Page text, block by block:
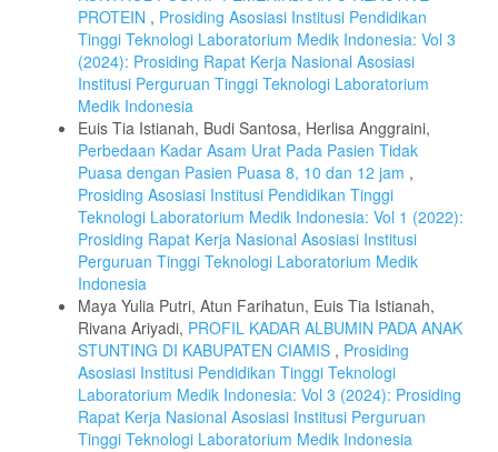
PROTEIN , Prosiding Asosiasi Institusi Pendidikan
Tinggi Teknologi Laboratorium Medik Indonesia: Vol 3
(2024): Prosiding Rapat Kerja Nasional Asosiasi
Institusi Perguruan Tinggi Teknologi Laboratorium
Medik Indonesia
Euis Tia Istianah, Budi Santosa, Herlisa Anggraini,
Perbedaan Kadar Asam Urat Pada Pasien Tidak
Puasa dengan Pasien Puasa 8, 10 dan 12 jam ,
Prosiding Asosiasi Institusi Pendidikan Tinggi
Teknologi Laboratorium Medik Indonesia: Vol 1 (2022):
Prosiding Rapat Kerja Nasional Asosiasi Institusi
Perguruan Tinggi Teknologi Laboratorium Medik
Indonesia
Maya Yulia Putri, Atun Farihatun, Euis Tia Istianah,
Rivana Ariyadi, PROFIL KADAR ALBUMIN PADA ANAK
STUNTING DI KABUPATEN CIAMIS , Prosiding
Asosiasi Institusi Pendidikan Tinggi Teknologi
Laboratorium Medik Indonesia: Vol 3 (2024): Prosiding
Rapat Kerja Nasional Asosiasi Institusi Perguruan
Tinggi Teknologi Laboratorium Medik Indonesia